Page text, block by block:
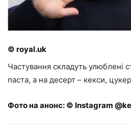
© royal.uk
Частування складуть улюблені
паста, а на десерт – кекси,
Фото на анонс: © Instagram